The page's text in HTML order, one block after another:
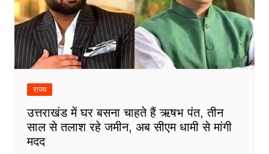
राज्य
उत्तराखंड में घर बसना चाहते हैं ऋषभ पंत, तीन
साल से तलाश रहे जमीन, अब सीएम धामी से मांगी
मदद